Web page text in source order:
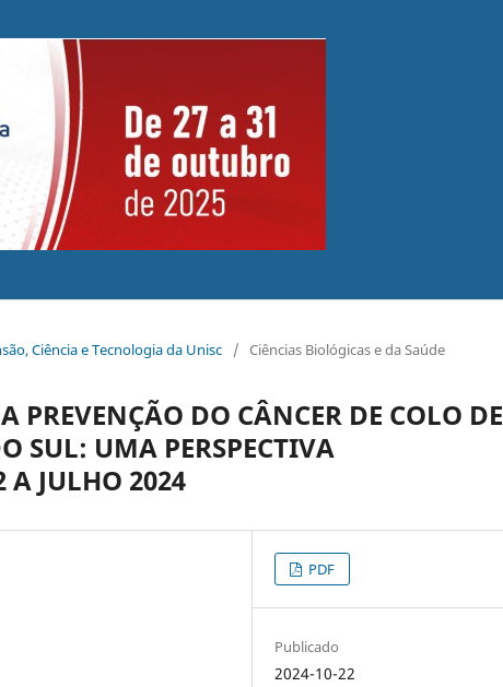
Ciência e Tecnologia da Unisc / Ciências Biológicas e da Saúde
PREVENÇÃO DO CÂNCER DE COLO DE
SUL: UMA PERSPECTIVA
A JULHO 2024
PDF
Publicado
2024-10-22